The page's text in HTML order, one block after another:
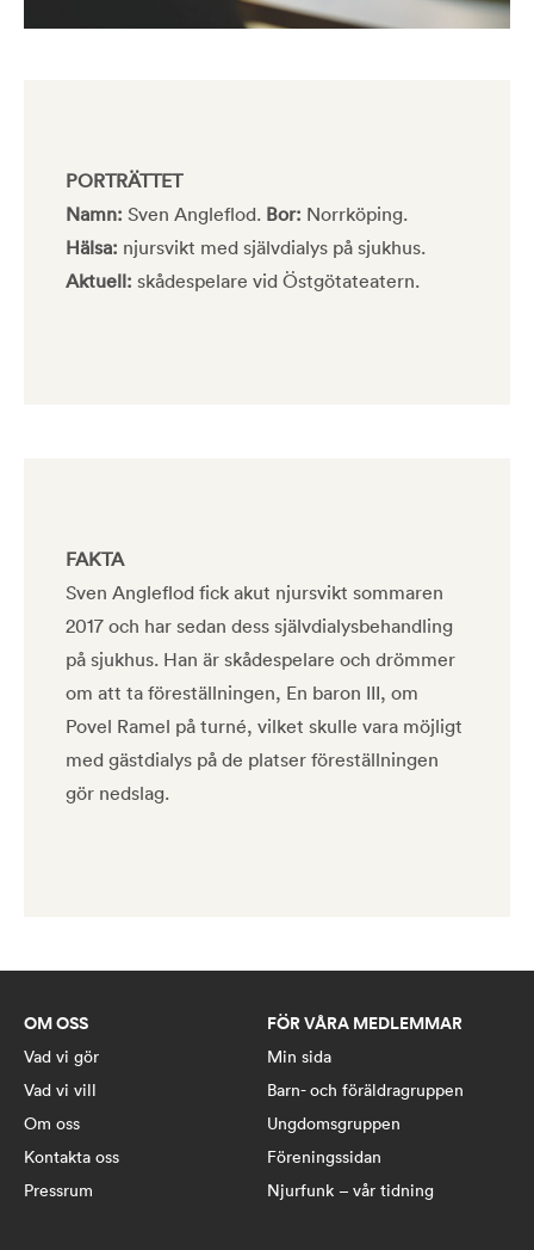
PORTRÄTTET
Namn: Sven Angleflod. Bor: Norrköping.
Hälsa: njursvikt med självdialys på sjukhus.
Aktuell: skådespelare vid Östgötateatern.
FAKTA
Sven Angleflod fick akut njursvikt sommaren
2017 och har sedan dess självdialysbehandling
på sjukhus. Han är skådespelare och drömmer
om att ta föreställningen, En baron III, om
Povel Ramel på turné, vilket skulle vara möjligt
med gästdialys på de platser föreställningen
gör nedslag.
OM OSS
Vad vi gör
Vad vi vill
Om oss
Kontakta oss
Pressrum
FÖR VÅRA MEDLEMMAR
Min sida
Barn- och föräldragruppen
Ungdomsgruppen
Föreningssidan
Njurfunk – vår tidning